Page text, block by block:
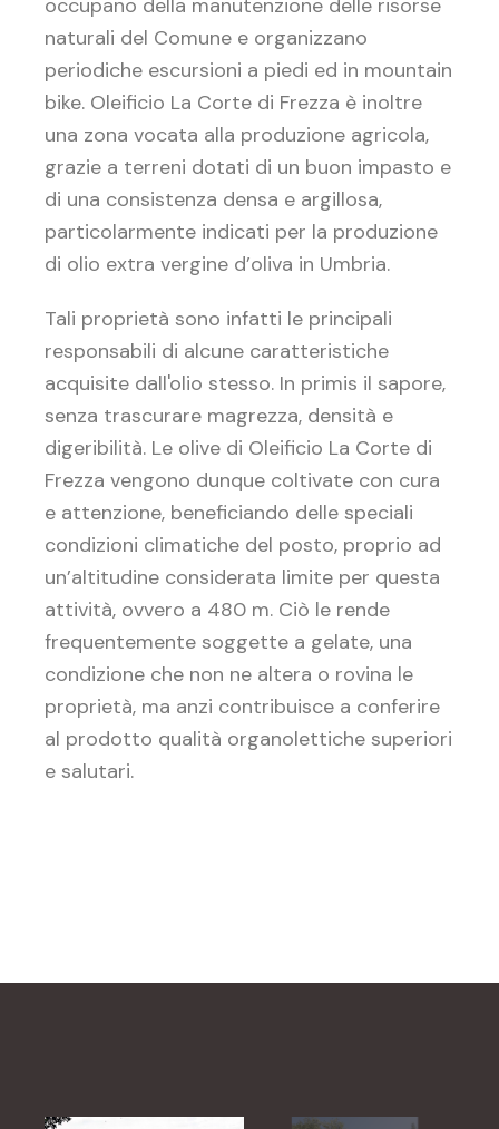
occupano della manutenzione delle risorse
naturali del Comune e organizzano
periodiche escursioni a piedi ed in mountain
bike. Oleificio La Corte di Frezza è inoltre
una zona vocata alla produzione agricola,
grazie a terreni dotati di un buon impasto e
di una consistenza densa e argillosa,
particolarmente indicati per la produzione
di olio extra vergine d’oliva in Umbria.
Tali proprietà sono infatti le principali
responsabili di alcune caratteristiche
acquisite dall'olio stesso. In primis il sapore,
senza trascurare magrezza, densità e
digeribilità. Le olive di Oleificio La Corte di
Frezza vengono dunque coltivate con cura
e attenzione, beneficiando delle speciali
condizioni climatiche del posto, proprio ad
un’altitudine considerata limite per questa
attività, ovvero a 480 m. Ciò le rende
frequentemente soggette a gelate, una
condizione che non ne altera o rovina le
proprietà, ma anzi contribuisce a conferire
al prodotto qualità organolettiche superiori
e salutari.